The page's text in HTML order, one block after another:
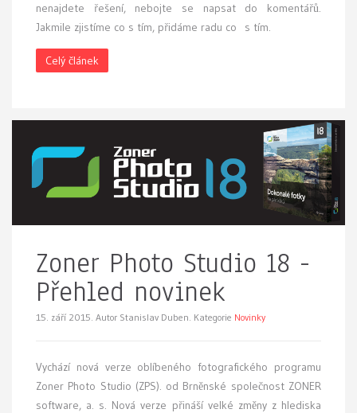
nenajdete řešení, nebojte se napsat do komentářů.
Jakmile zjistíme co s tím, přidáme radu co s tím.
Celý článek
Zoner Photo Studio 18 -
Přehled novinek
15. září 2015. Autor Stanislav Duben. Kategorie Novinky
Vychází nová verze oblíbeného fotografického programu
Zoner Photo Studio (ZPS). od Brněnské společnost ZONER
software, a. s. Nová verze přináší velké změny z hlediska